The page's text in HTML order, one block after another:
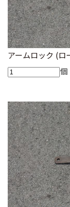
アームロック (ロ
個